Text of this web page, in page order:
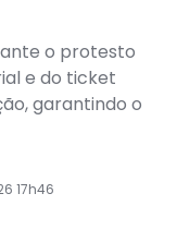
o protesto
e do ticket
garantindo o
17h46